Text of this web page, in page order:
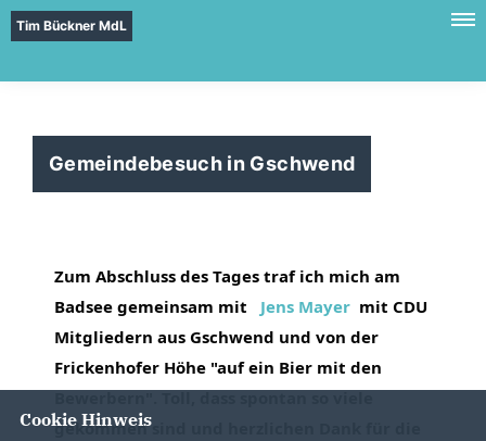
Tim Bückner MdL
Gemeindebesuch in Gschwend
Zum Abschluss des Tages traf ich mich am
Badsee gemeinsam mit
Jens Mayer mit CDU
Mitgliedern aus Gschwend und von der
Frickenhofer Höhe "auf ein Bier mit den
gekommen sind und herzlichen Dank für die
Cookie Hinweis